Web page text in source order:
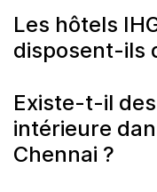
Les hôtels
disposent-ils
Existe-t-il
intérieure
Chennai ?